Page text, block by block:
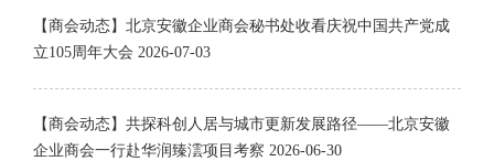
【商会动态】北京安徽企业商会秘书处收看庆祝中国共产党成
立105周年大会 2026-07-03
【商会动态】共探科创人居与城市更新发展路径——北京安徽
企业商会一行赴华润臻澐项目考察 2026-06-30